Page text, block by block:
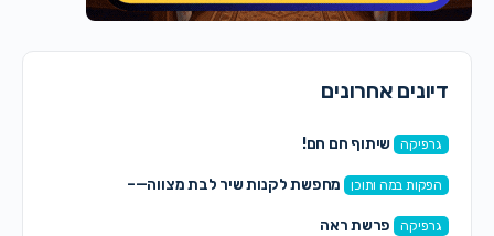
דיונים אחרונים
גרפיקה שיתוף חם חם!
הפקות במה ותוכן מחפשת לקנות שיר לבת מצווה—–
גרפיקה פרשת ראה